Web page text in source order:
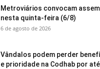
Metroviários convocam
nesta quinta-feira (6/8)
6 de agosto de 2026
Vândalos podem perder
e prioridade na Codhab por